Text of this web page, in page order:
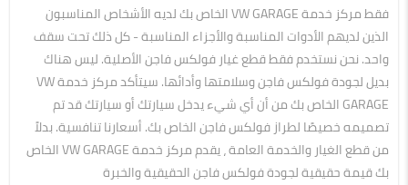
فقط مركز خدمة VW GARAGE الخاص بك لديه الأشخاص المناسبون
الذين لديهم الأدوات المناسبة والأجزاء المناسبة - كل ذلك تحت سقف
واحد. نحن نستخدم فقط قطع غيار فولكس فاجن الأصلية. ليس هناك
بديل لجودة فولكس فاجن وسلامتها وأدائها. سيتأكد مركز خدمة VW
GARAGE الخاص بك من أن أي شيء يدخل سيارتك أو سيارتك قد تم
تصميمه خصيصًا لطراز فولكس فاجن الخاص بك. أسعارنا تنافسية. بدلاً
من قطع الغيار والخدمة العامة ، يقدم مركز خدمة VW GARAGE الخاص
بك قيمة حقيقية لجودة فولكس فاجن الحقيقية والخبرة